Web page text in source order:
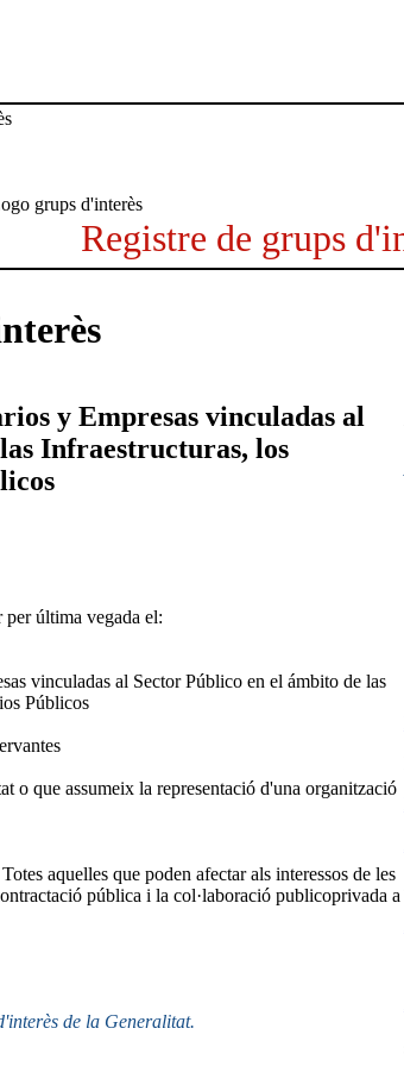
Registre de grups
y Empresas vinculadas al
Infraestructuras, los
última vegada el:
vinculadas al Sector Público en el ámbito de las
Públicos
o que assumeix la representació d'una organització
aquelles que poden afectar als interessos de les
pública i la col·laboració publicoprivada a
de la Generalitat.